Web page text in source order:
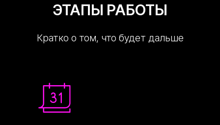
ЭТАПЫ РАБОТЫ
Кратко о том, что будет дальше